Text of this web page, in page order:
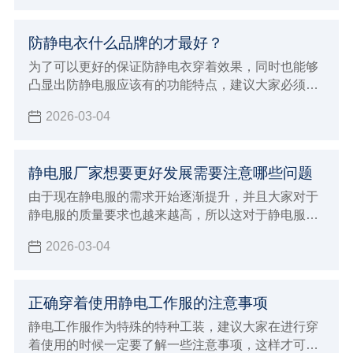
布更放心，选择专业正规值得信赖的厂家来进行生
产，在合作的时候自然就会给大家带来更好的体验，
也能够发挥出更好的生产加工优势。
防静电衣什么品牌的才最好？
为了可以更好的保证防静电衣穿着效果，同时也能够
凸显出防静电服应该有的功能特点，建议大家必须要
注意事项，在整个选购的过程当中就变得至关重要，
2026-03-04
静电服厂家想要更好发展需要注意哪些问题
由于现在静电服的需求开始逐渐提升，并且大家对于
静电服的质量要求也越来越高，所以这对于静电服厂
存的状态，如果想要能够让自己的厂家得到更好的发
2026-03-04
正确穿着使用静电工作服的注意事项
静电工作服作为特殊的特种工装，建议大家在进行穿
着使用的时候一定要了解一些注意事项，这样才可以